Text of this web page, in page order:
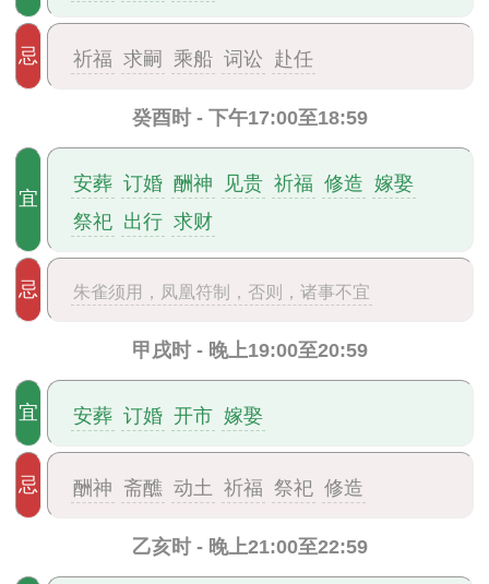
忌 祈福 求嗣 乘船 词讼 赴任
癸酉时 - 下午17:00至18:59
宜
安葬 订婚 酬神 见贵 祈福 修造 嫁娶
祭祀 出行 求财
忌 朱雀须用，凤凰符制，否则，诸事不宜
甲戌时 - 晚上19:00至20:59
宜 安葬 订婚 开市 嫁娶
忌 酬神 斋醮 动土 祈福 祭祀 修造
乙亥时 - 晚上21:00至22:59